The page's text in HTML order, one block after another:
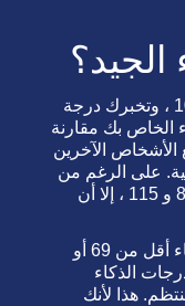
يكون متوسط درجة الذكاء 100 ، وتخبرك درجة
بك مقارنة
الآخرين
على الرغم من
أن معظم الأشخاص يسجلون ما بين 85 و 115 ، إلا أن
حوالي 2٪ من السكان لديهم درجة ذكاء أقل من 69 أو
الذكاء
هذا لأنك